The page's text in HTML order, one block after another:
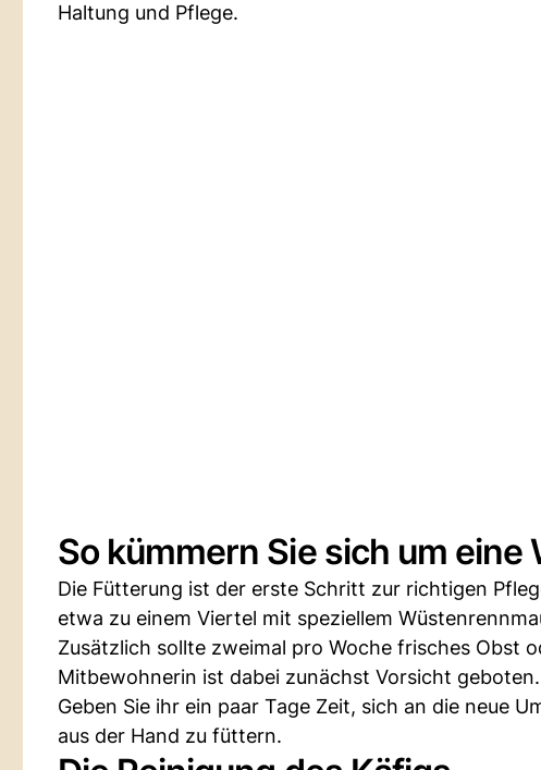
Haltung und Pflege.
So kümmern Sie sich um
Die Fütterung ist der erste Schritt zur richtigen
etwa zu einem Viertel mit speziellem
Zusätzlich sollte zweimal pro Woche frisches Obst
Mitbewohnerin ist dabei zunächst Vorsicht geboten.
Geben Sie ihr ein paar Tage Zeit, sich an die neue
aus der Hand zu füttern.